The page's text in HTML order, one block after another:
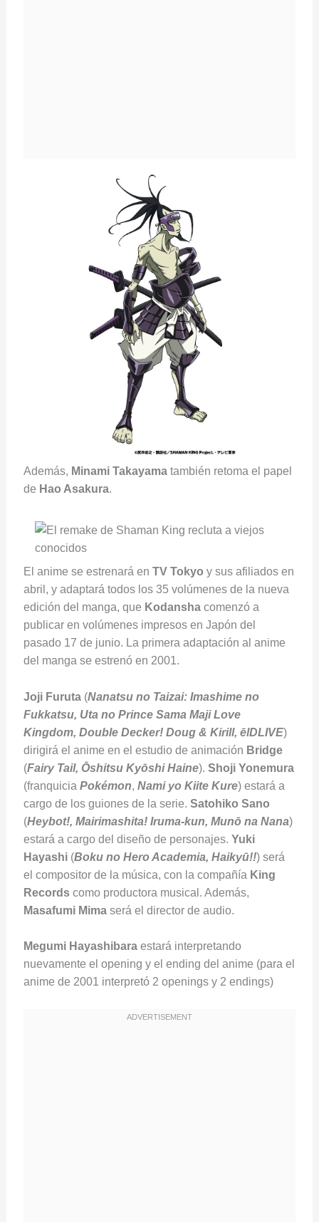
Además, Minami Takayamatambién retoma el papel
de Hao Asakura.
El anime se estrenará en TV Tokyo y sus afiliados en
abril, y adaptará todos los 35 volúmenes de la nueva
edición del manga, que Kodanshacomenzó a
publicar en volúmenes impresos en Japón del
pasado 17 de junio. La primera adaptación al anime
del manga se estrenó en 2001.
Joji Furuta(Nanatsu no Taizai: Imashime no
Fukkatsu, Uta no Prince Sama Maji Love
Kingdom, Double Decker! Doug & Kirill, ēlDLIVE)
dirigirá el anime en el estudio de animación Bridge
(Fairy Tail, Ōshitsu Kyōshi Haine). Shoji Yonemura
(franquicia Pokémon, Nami yo Kiite Kure) estará a
cargo de los guiones de la serie. Satohiko Sano
(Heybot!, Mairimashita! Iruma-kun, Munō na Nana)
estará a cargo del diseño de personajes. Yuki
Hayashi(Boku no Hero Academia, Haikyū!!) será
el compositor de la música, con la compañía King
Recordscomo productora musical. Además,
Masafumi Mimaserá el director de audio.
Megumi Hayashibaraestará interpretando
nuevamente el opening y el ending del anime (para el
anime de 2001 interpretó 2 openings y 2 endings)